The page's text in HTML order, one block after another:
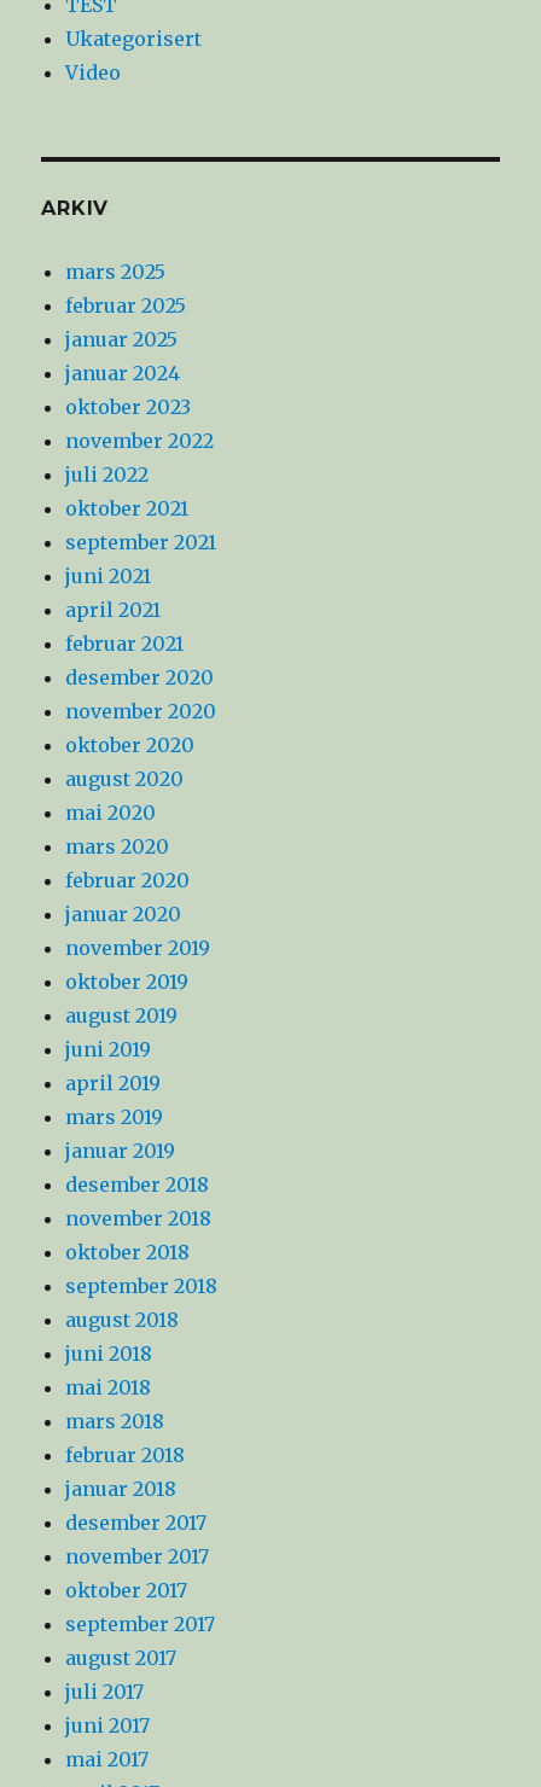
TEST
Ukategorisert
Video
ARKIV
mars 2025
februar 2025
januar 2025
januar 2024
oktober 2023
november 2022
juli 2022
oktober 2021
september 2021
juni 2021
april 2021
februar 2021
desember 2020
november 2020
oktober 2020
august 2020
mai 2020
mars 2020
februar 2020
januar 2020
november 2019
oktober 2019
august 2019
juni 2019
april 2019
mars 2019
januar 2019
desember 2018
november 2018
oktober 2018
september 2018
august 2018
juni 2018
mai 2018
mars 2018
februar 2018
januar 2018
desember 2017
november 2017
oktober 2017
september 2017
august 2017
juli 2017
juni 2017
mai 2017